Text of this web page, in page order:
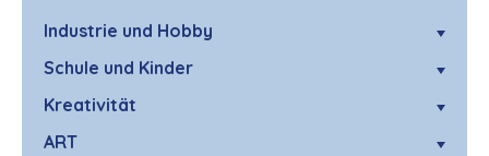
Industrie und Hobby
Schule und Kinder
Kreativität
ART